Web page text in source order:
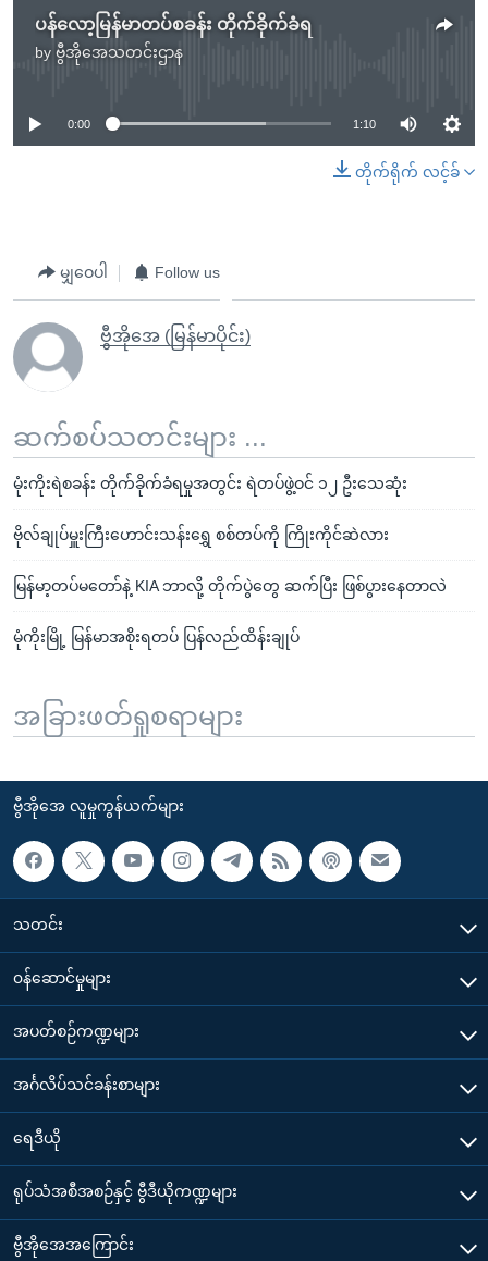
ပန်လော့မြန်မာတပ်စခန်း တိုက်ခိုက်ခံရ
by ဗွီအိုအေသတင်းဌာန
No media source currently available
0:00 1:10
တိုက်ရိုက် လင့်ခ်
မျှဝေပါ Follow us
ဗွီအိုအေ (မြန်မာပိုင်း)
ဆက်စပ်သတင်းများ ...
မုံးကိုးရဲစခန်း တိုက်ခိုက်ခံရမှုအတွင်း ရဲတပ်ဖွဲ့ဝင် ၁၂ ဦးသေဆုံး
ဗိုလ်ချုပ်မှူးကြီးဟောင်းသန်းရွှေ စစ်တပ်ကို ကြိုးကိုင်ဆဲလား
မြန်မာ့တပ်မတော်နဲ့ KIA ဘာလို့ တိုက်ပွဲတွေ ဆက်ပြီး ဖြစ်ပွားနေတာလဲ
မုံကိုးမြို့ မြန်မာအစိုးရတပ် ပြန်လည်ထိန်းချုပ်
အခြားဖတ်ရှုစရာများ
ဗွီအိုအေ လူမှုကွန်ယက်များ
သတင်း
၀န်ဆောင်မှုများ
အပတ်စဉ်ကဏ္ဍများ
အင်္ဂလိပ်သင်ခန်းစာများ
ရေဒီယို
ရုပ်သံအစီအစဉ်နှင့် ဗွီဒီယိုကဏ္ဍများ
ဗွီအိုအေအကြောင်း